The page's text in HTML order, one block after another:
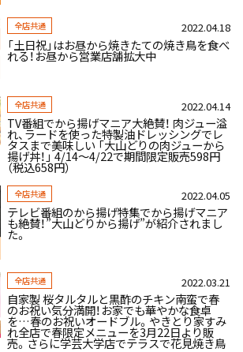
全店共通 2022.04.18
「土日祝」はお昼から焼きたての焼き鳥を食べ
れる！お昼から営業店舗拡大中
全店共通 2022.04.14
TV番組でから揚げマニア⼤絶賛！ 肉ジュー溢
れ、ラードを使った特製油ドレッシングでレ
タスまで美味しい 「大山どりの肉ジューから
揚げ丼！」 4/14～4/22で期間限定販売598円
（税込658円）
全店共通 2022.04.05
テレビ番組のから揚げ特集でから揚げマニア
も絶賛！”大山どりから揚げ”が紹介されまし
た。
全店共通 2022.03.21
自家製 桜タルタルと黒酢のチキン南蛮で春
のお祝い気分満開！お家でも華やかな食卓
を…春のお祝いオードブル。やきとり家すみ
れ全店で春限定メニューを3月22日より販
売。さらに学芸大学店でテラスで花見焼き鳥